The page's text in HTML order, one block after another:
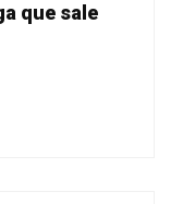
que sale